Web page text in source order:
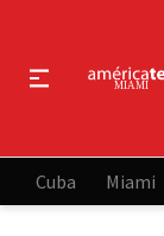
Cuba Miami